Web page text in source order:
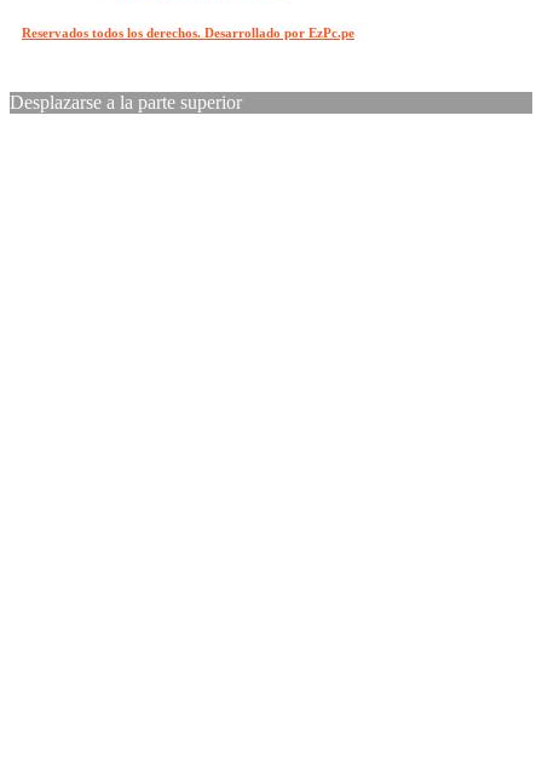
Reservados todos los derechos. Desarrollado por EzPc.pe
Desplazarse a la parte superior